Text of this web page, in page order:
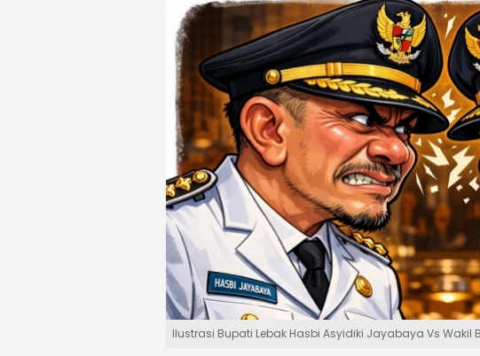
Ilustrasi Bupati Lebak Hasbi Asyidiki Jayabaya Vs Wakil